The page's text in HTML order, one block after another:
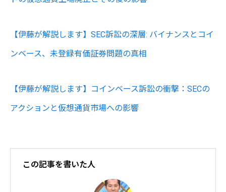
【伊藤が解説します】SEC訴訟の深層: バイナンスとコイ
ンベース、未登録有価証券問題の真相
【伊藤が解説します】コインベース訴訟の衝撃：SECの
アクションと仮想通貨市場への影響
この記事を書いた人